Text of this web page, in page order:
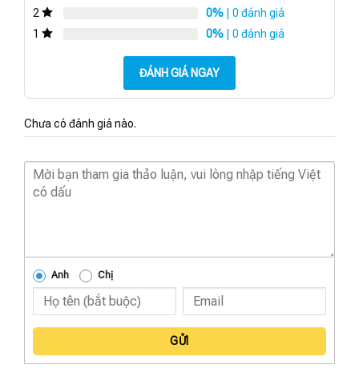
2
0% | 0 đánh giá
1
0% | 0 đánh giá
ĐÁNH GIÁ NGAY
Chưa có đánh giá nào.
Anh Chị
GỬI